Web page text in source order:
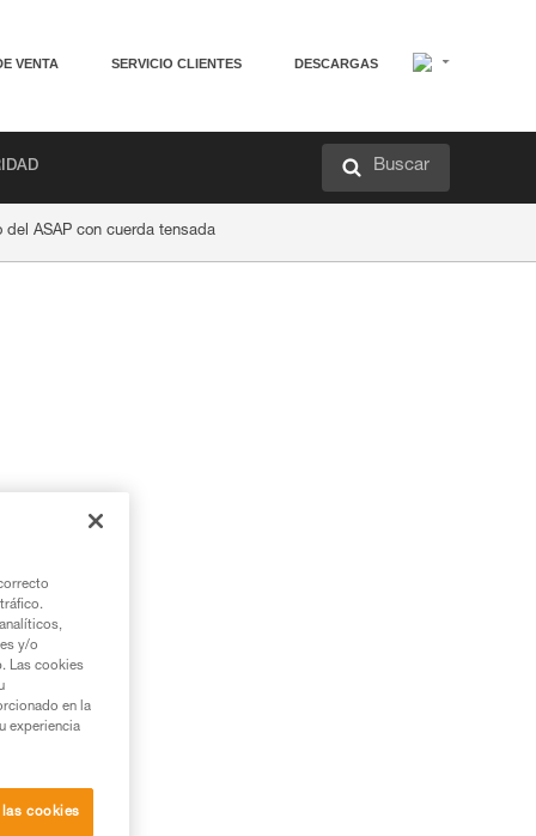
VENTA SERVICIO CLIENTES DESCARGAS
Buscar
ASAP con cuerda tensada
y/o
Las cookies
en la
experiencia
cookies